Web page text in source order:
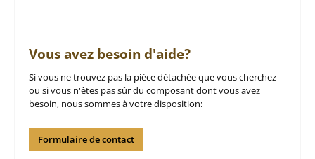
Vous avez besoin d'aide?
Si vous ne trouvez pas la pièce détachée que vous cherchez
ou si vous n'êtes pas sûr du composant dont vous avez
besoin, nous sommes à votre disposition:
Formulaire de contact